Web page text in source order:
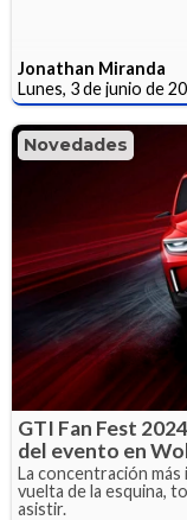
Jonathan Miranda
Lunes, 3 de junio de
Novedades
GTI Fan Fest
del evento en
La concentración más
vuelta de la esquina,
asistir.